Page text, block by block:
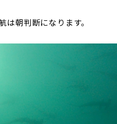
は朝判断になります。